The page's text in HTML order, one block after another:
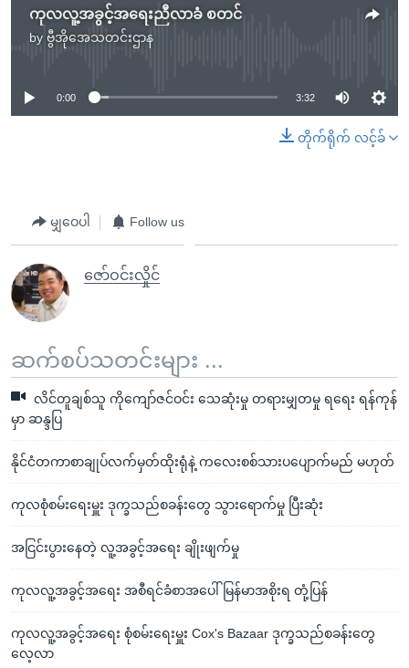
ကုလလူ့အခွင့်အရေးညီလာခံ စတင်
by ဗွီအိုအေသတင်းဌာန
No media source currently available
0:00 3:32
တိုက်ရိုက် လင့်ခ်
မျှဝေပါ Follow us
ဇော်ဝင်းလှိုင်
ဆက်စပ်သတင်းများ ...
လိင်တူချစ်သူ ကိုကျော်ဇင်ဝင်း သေဆုံးမှု တရားမျှတမှု ရရေး ရန်ကုန်
မှာ ဆန္ဒပြ
နိုင်ငံတကာစာချုပ်လက်မှတ်ထိုးရုံနဲ့ ကလေးစစ်သားပပျောက်မည် မဟုတ်
ကုလစုံစမ်းရေးမှူး ဒုက္ခသည်စခန်းတွေ သွားရောက်မှု ပြီးဆုံး
အငြင်းပွားနေတဲ့ လူ့အခွင့်အရေး ချိုးဖျက်မှု
ကုလလူ့အခွင့်အရေး အစီရင်ခံစာအပေါ် မြန်မာအစိုးရ တုံ့ပြန်
ကုလလူ့အခွင့်အရေး စုံစမ်းရေးမှူး Cox's Bazaar ဒုက္ခသည်စခန်းတွေ
လေ့လာ